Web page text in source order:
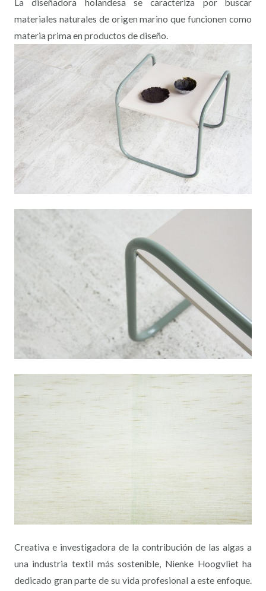
La diseñadora holandesa se caracteriza por buscar
materiales naturales de origen marino que funcionen como
materia prima en productos de diseño.
Creativa e investigadora de la contribución de las algas a
una industria textil más sostenible, Nienke Hoogvliet ha
dedicado gran parte de su vida profesional a este enfoque.